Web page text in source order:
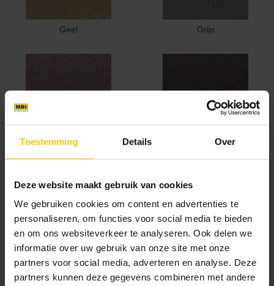
Toestemming Details Over
Deze website maakt gebruik van cookies
We gebruiken cookies om content en advertenties te
personaliseren, om functies voor social media te bieden
en om ons websiteverkeer te analyseren. Ook delen we
informatie over uw gebruik van onze site met onze
partners voor social media, adverteren en analyse. Deze
partners kunnen deze gegevens combineren met andere
Geel Grijs
Heide
Hemels Blauw Okergeel